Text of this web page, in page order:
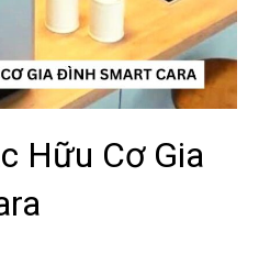
Hữu Cơ Gia